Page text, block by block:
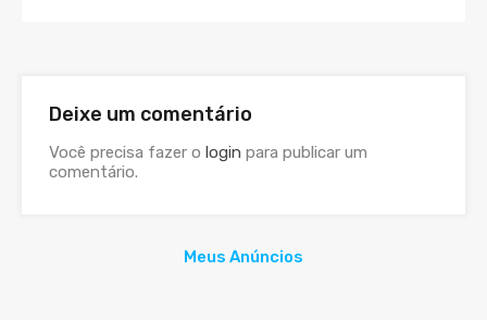
Deixe um comentário
Você precisa fazer o login para publicar um
comentário.
Meus Anúncios